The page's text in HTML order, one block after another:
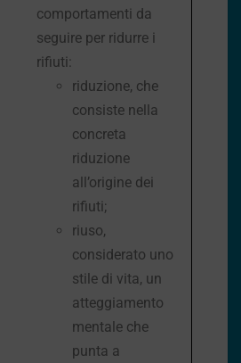
comportamenti da
seguire per ridurre i
rifiuti:
riduzione, che
consiste nella
concreta
riduzione
all’origine dei
rifiuti;
riuso,
considerato uno
stile di vita, un
atteggiamento
mentale che
punta a